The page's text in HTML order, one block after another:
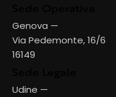
Genova —
Via Pedemonte, 16/6
16149
Udine —